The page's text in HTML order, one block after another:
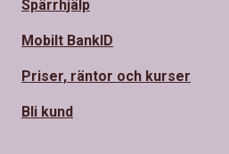
Spärrhjälp
Mobilt BankID
Priser, räntor och kurser
Bli kund